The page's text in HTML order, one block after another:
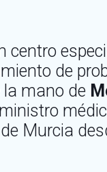
centro
de
mano de
Murcia